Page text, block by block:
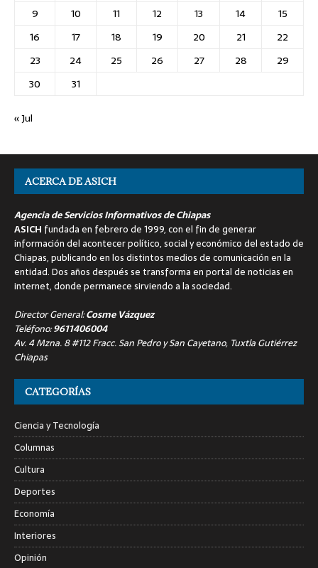
9
10 11 12 13 14
15
16
17 18 19 20 21
22
23
24 25 26 27 28
29
30
31
« Jul
ACERCA DE ASICH
Agencia de Servicios Informativos de Chiapas
ASICH fundada en febrero de 1999, con el fin de generar
información del acontecer político, social y económico del estado de
Chiapas, publicando en los distintos medios de comunicación en la
entidad. Dos años después se transforma en portal de noticias en
internet, donde permanece sirviendo a la sociedad.
Director General:Cosme Vázquez
Teléfono:9611406004
Av. 4 Mzna. 8 #112 Fracc. San Pedro y San Cayetano, Tuxtla Gutiérrez
Chiapas
CATEGORÍAS
Ciencia y Tecnología
Columnas
Cultura
Deportes
Economía
Interiores
Opinión